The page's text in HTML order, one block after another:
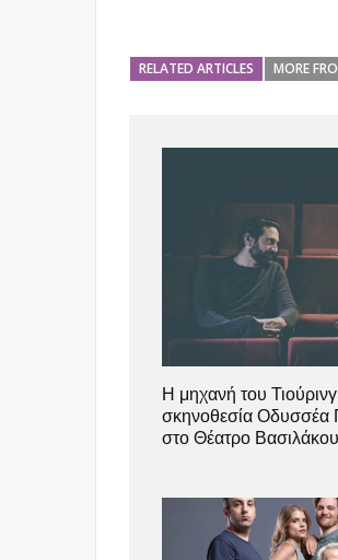
RELATED ARTICLES MORE
Η μηχανή του
σκηνοθεσία
στο Θέατρο Βασιλάκου